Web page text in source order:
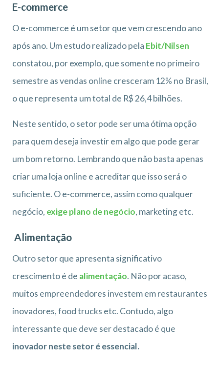
E-commerce
O e-commerce é um setor que vem crescendo ano
após ano. Um estudo realizado pela Ebit/Nilsen
constatou, por exemplo, que somente no primeiro
semestre as vendas online cresceram 12% no Brasil,
o que representa um total de R$ 26,4 bilhões.
Neste sentido, o setor pode ser uma ótima opção
para quem deseja investir em algo que pode gerar
um bom retorno. Lembrando que não basta apenas
criar uma loja online e acreditar que isso será o
suficiente. O e-commerce, assim como qualquer
negócio, exige plano de negócio, marketing etc.
Alimentação
Outro setor que apresenta significativo
crescimento é de alimentação. Não por acaso,
muitos empreendedores investem em restaurantes
inovadores, food trucks etc. Contudo, algo
interessante que deve ser destacado é que
inovador neste setor é essencial.